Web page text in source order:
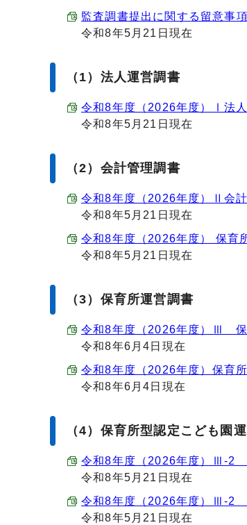
監査調書提出に関する留意事
令和8年5月21日現在
（1）法人運営調書
令和8年度（2026年度）Ⅰ法
令和8年5月21日現在
（2）会計管理調書
令和8年度（2026年度）Ⅱ会
令和8年5月21日現在
令和8年度（2026年度） 保
令和8年5月21日現在
（3）保育所運営調書
令和8年度（2026年度）Ⅲ 保
令和8年6月4日現在
令和8年度（2026年度）保育
令和8年6月4日現在
（4）保育所型認定こども園
令和8年度（2026年度）Ⅲ-2
令和8年5月21日現在
令和8年度（2026年度）Ⅲ-2
令和8年5月21日現在